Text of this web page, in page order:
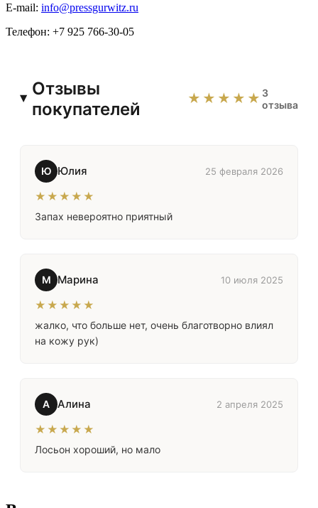
E-mail: info@pressgurwitz.ru
Телефон: +7 925 766-30-05
Отзывы
покупателей
★★★★★ 3
отзыва
Ю Юлия 25 февраля 2026
★★★★★
Запах невероятно приятный
М Марина 10 июля 2025
★★★★★
жалко, что больше нет, очень благотворно влиял
на кожу рук)
А Алина 2 апреля 2025
★★★★★
Лосьон хороший, но мало